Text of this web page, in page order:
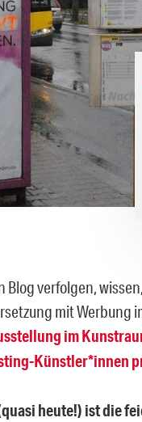
Blog verfolgen,
mit Werbung
im
Künstler*innen
heute!) ist die